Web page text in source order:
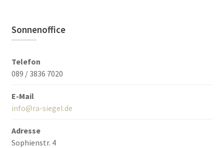
Sonnenoffice
Telefon
089 / 3836 7020
E-Mail
info@ra-siegel.de
Adresse
Sophienstr. 4